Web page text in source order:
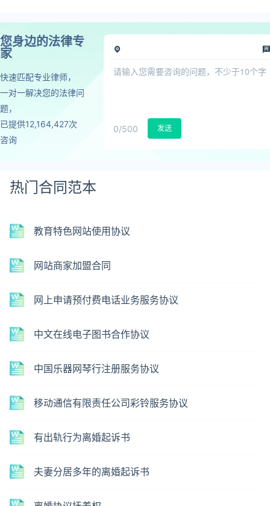
您身边的法律专
家
快速匹配专业律师，
一对一解决您的法律问
题，
已提供12,164,427次
咨询
0/500 发送
热门合同范本
教育特色网站使用协议
网站商家加盟合同
网上申请预付费电话业务服务协议
中文在线电子图书合作协议
中国乐器网琴行注册服务协议
移动通信有限责任公司彩铃服务协议
有出轨行为离婚起诉书
夫妻分居多年的离婚起诉书